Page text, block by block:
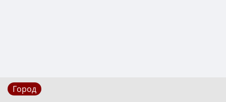
Город